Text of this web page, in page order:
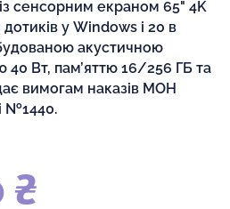
сенсорним екраном 65" 4K
у Windows і 20 в
акустичною
40 Вт, пам’яттю 16/256 ГБ та
вимогам наказів МОН
№1440.
₴